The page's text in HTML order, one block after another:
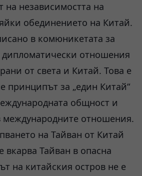
на независимостта на
обединението на Китай.
в комюникетата за
дипломатически отношения
от света и Китай. Това е
принципът за „един Китай“
общност и
международните отношения.
на Тайван от Китай
Тайван в опасна
на китайския остров не е